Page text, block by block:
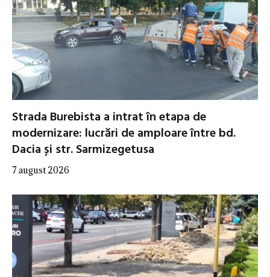
Strada Burebista a intrat în etapa de
modernizare: lucrări de amploare între bd.
Dacia și str. Sarmizegetusa
7 august 2026